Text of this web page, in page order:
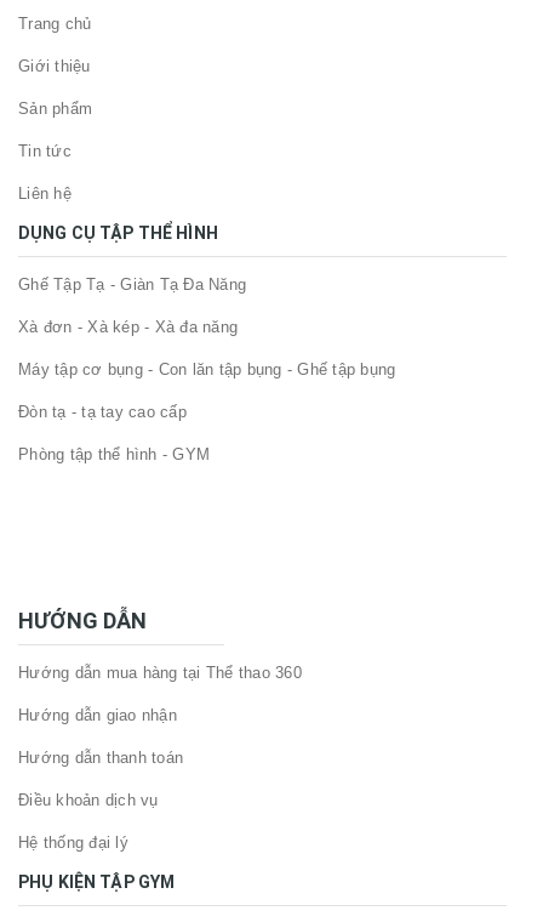
Trang chủ
Giới thiệu
Sản phẩm
Tin tức
Liên hệ
DỤNG CỤ TẬP THỂ HÌNH
Ghế Tập Tạ - Giàn Tạ Đa Năng
Xà đơn - Xà kép - Xà đa năng
Máy tập cơ bụng - Con lăn tập bụng - Ghế tập bụng
Đòn tạ - tạ tay cao cấp
Phòng tập thể hình - GYM
HƯỚNG DẪN
Hướng dẫn mua hàng tại Thể thao 360
Hướng dẫn giao nhận
Hướng dẫn thanh toán
Điều khoản dịch vụ
Hệ thống đại lý
PHỤ KIỆN TẬP GYM